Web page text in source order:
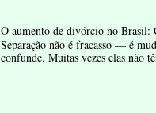
O aumento de divórcio no Brasil:
Separação não é fracasso — é
confunde. Muitas vezes elas não